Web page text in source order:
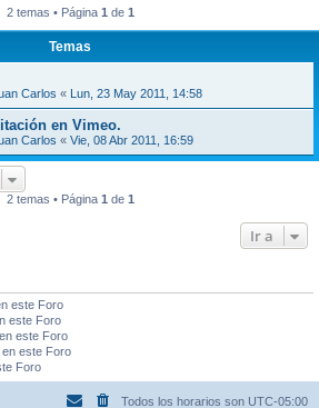
2 temas • Página 1 de 1
Temas
Carlos « Lun, 23 May 2011, 14:58
en Vimeo.
Carlos « Vie, 08 Abr 2011, 16:59
2 temas • Página 1 de 1
Ir a
este Foro
este Foro
este Foro
este Foro
Foro
Todos los horarios son UTC-05:00